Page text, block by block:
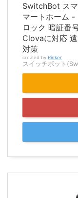
SwitchBot ス
マートホーム -
ロック 暗証番
Clovaに対応
対策
created by Rinker
スイッチボット